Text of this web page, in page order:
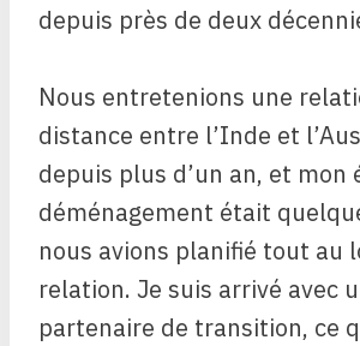
depuis près de deux
Nous entretenions une
distance entre l’Inde et
depuis plus d’un an, et mon
déménagement était
nous avions planifié tout au
relation. Je suis arrivé avec
partenaire de transition, ce